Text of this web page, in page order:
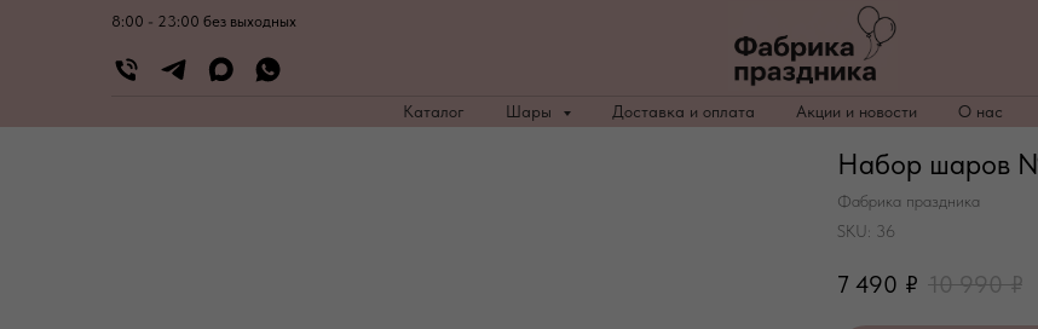
8:00 - 23:00 без выходных
Каталог Шары Доставка и оплата Акции и новости О нас
Набор шаров
Фабрика праздника
SKU: 36
7 490 ₽ 10 990 ₽